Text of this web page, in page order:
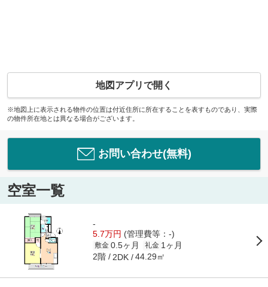
地図アプリで開く
※地図上に表示される物件の位置は付近住所に所在することを表すものであり、実際
の物件所在地とは異なる場合がございます。
お問い合わせ(無料)
空室一覧
-
5.7万円 (管理費等：-)
敷金 0.5ヶ月 礼金 1ヶ月
2階 2DK 44.29㎡